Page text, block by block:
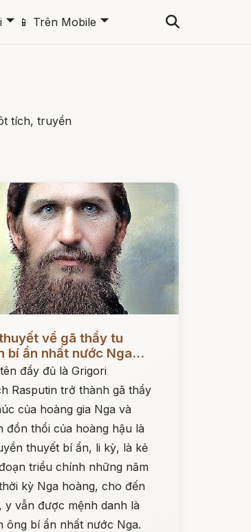
🞃 📱 Trên Mobile 🞃
tích, truyền
về gã thầy tu
bí ẩn nhất nước Nga...
đầy đủ là Grigori
Rasputin trở thành gã thầy
của hoàng gia Nga và
đồn thổi của hoàng hậu là
thuyết bí ẩn, li kỳ, là kẻ
triều chính những năm
kỳ Nga hoàng, cho đến
y vẫn được mệnh danh là
ông bí ẩn nhất nước Nga.